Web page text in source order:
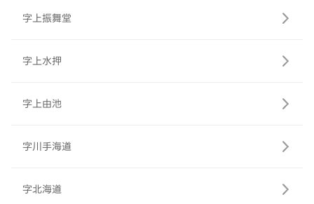
字上振舞堂
字上水押
字上由池
字川手海道
字北海道